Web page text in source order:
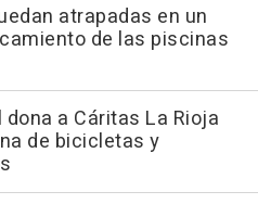
atrapadas en un
de las piscinas
a Cáritas La Rioja
de bicicletas y